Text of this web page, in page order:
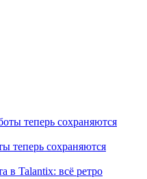
теперь сохраняются